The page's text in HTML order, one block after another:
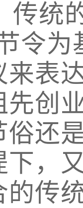
传统
令
来表
先创
还
下，
的传